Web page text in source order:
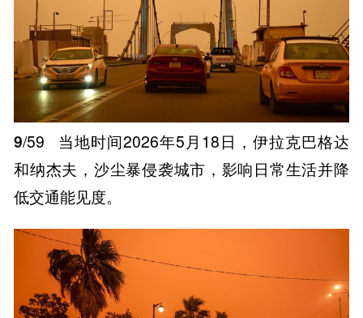
9/59
当地时间2026年5月18日，伊拉克巴格达
和纳杰夫，沙尘暴侵袭城市，影响日常生活并降
低交通能见度。